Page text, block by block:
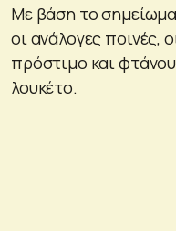
Με βάση το σημείωμα
οι ανάλογες ποινές,
πρόστιμο και
λουκέτο.